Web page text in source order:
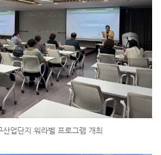
업단지 워라벨 프로그램 개최